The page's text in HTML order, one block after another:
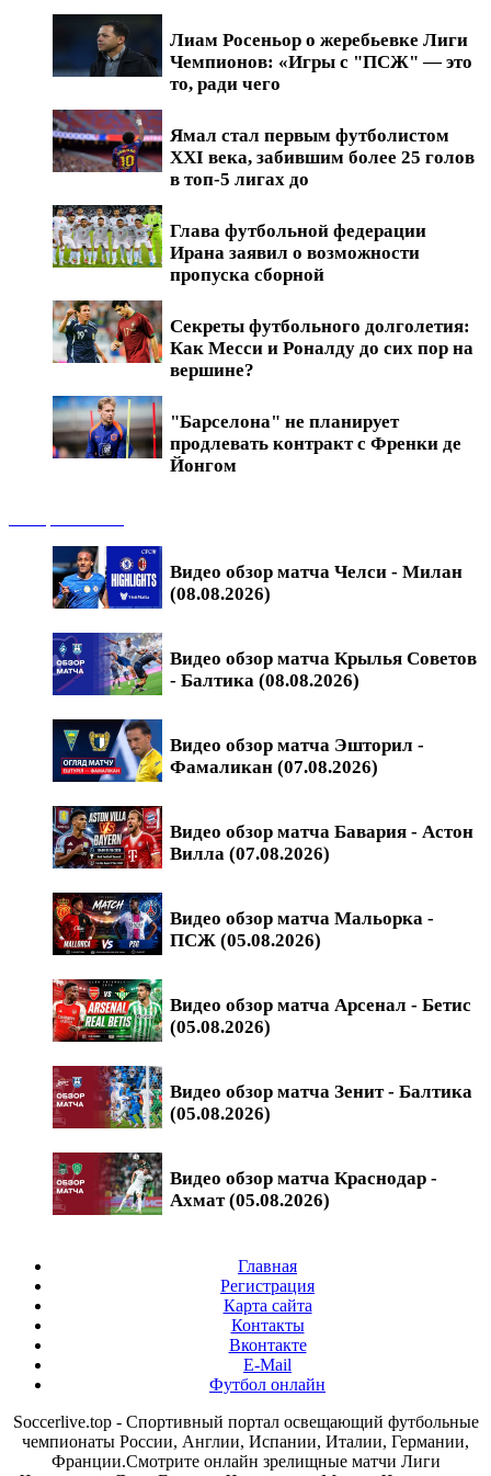
Лиам Росеньор о жеребьевке Лиги
Чемпионов: «Игры с "ПСЖ" — это
то, ради чего
Ямал стал первым футболистом
XXI века, забившим более 25 голов
в топ-5 лигах до
Глава футбольной федерации
Ирана заявил о возможности
пропуска сборной
Секреты футбольного долголетия:
Как Месси и Роналду до сих пор на
вершине?
"Барселона" не планирует
продлевать контракт с Френки де
Йонгом
Видео обзор матча Челси - Милан
(08.08.2026)
Видео обзор матча Крылья Советов
- Балтика (08.08.2026)
Видео обзор матча Эшторил -
Фамаликан (07.08.2026)
Видео обзор матча Бавария - Астон
Вилла (07.08.2026)
Видео обзор матча Мальорка -
ПСЖ (05.08.2026)
Видео обзор матча Арсенал - Бетис
(05.08.2026)
Видео обзор матча Зенит - Балтика
(05.08.2026)
Видео обзор матча Краснодар -
Ахмат (05.08.2026)
Главная
Регистрация
Карта сайта
Контакты
Вконтакте
E-Mail
Футбол онлайн
Soccerlive.top - Спортивный портал освещающий футбольные
чемпионаты России, Англии, Испании, Италии, Германии,
Франции.Смотрите онлайн зрелищные матчи Лиги